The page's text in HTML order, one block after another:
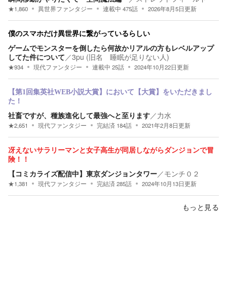
★1,860 異世界ファンタジー 連載中 475話 2026年8月5日更新
僕のスマホだけ異世界に繋がっているらしい
ゲームでモンスターを倒したら何故かリアルの方もレベルアップ
してた件について ／3pu (旧名 睡眠が足りない人)
★934 現代ファンタジー 連載中 25話 2024年10月22日更新
【第1回集英社WEB小説大賞】において【大賞】をいただきまし
た！
社畜ですが、種族進化して最強へと至ります／力水
★2,651 現代ファンタジー 完結済 184話 2021年2月8日更新
冴えないサラリーマンと女子高生が同居しながらダンジョンで冒
険！！
【コミカライズ配信中】東京ダンジョンタワー／モンチ０２
★1,381 現代ファンタジー 完結済285話 2024年10月13日更新
もっと見る